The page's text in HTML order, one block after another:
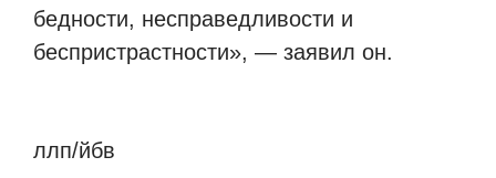
бедности, несправедливости и
беспристрастности», — заявил он.
ллп/йбв